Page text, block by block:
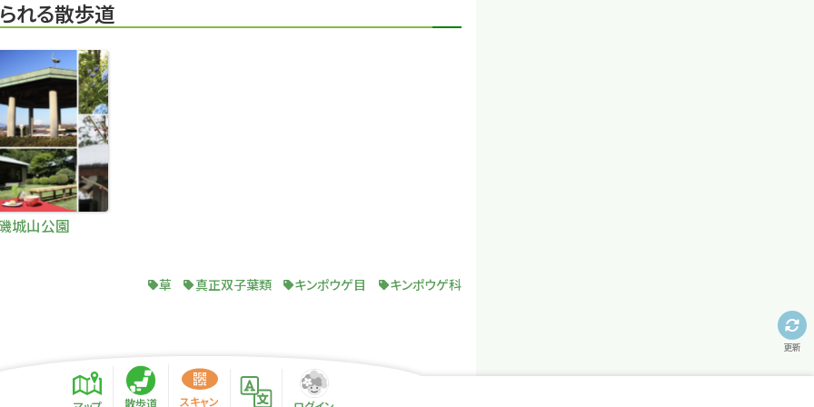
れる散歩道
城山公園
草 真正双子葉類 キンポウゲ目 キンポウゲ科
更新
散歩道 スキャン